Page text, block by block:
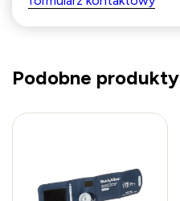
Podobne produkty